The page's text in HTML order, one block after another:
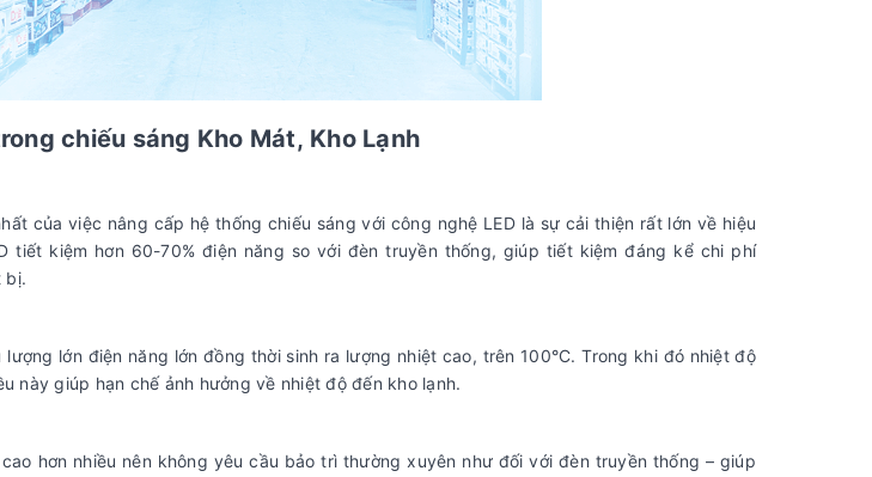
chiếu sáng Kho Mát, Kho Lạnh
của việc nâng cấp hệ thống chiếu sáng với công nghệ LED là sự cải thiện rất lớn về hiệu
tiết kiệm hơn 60-70% điện năng so với đèn truyền thống, giúp tiết kiệm đáng kể chi phí
bị.
lớn điện năng lớn đồng thời sinh ra lượng nhiệt cao, trên 100°C. Trong khi đó nhiệt độ
này giúp hạn chế ảnh hưởng về nhiệt độ đến kho lạnh.
hơn nhiều nên không yêu cầu bảo trì thường xuyên như đối với đèn truyền thống – giúp